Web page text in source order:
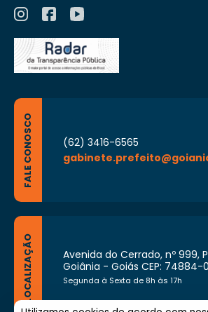
FALE CONOSCO
(62) 3416-6565
LOCALIZAÇÃO
Avenida do Cerrado, nº 999,
Goiânia - Goiás CEP: 74884-
Segunda à Sexta de 8h às 17h